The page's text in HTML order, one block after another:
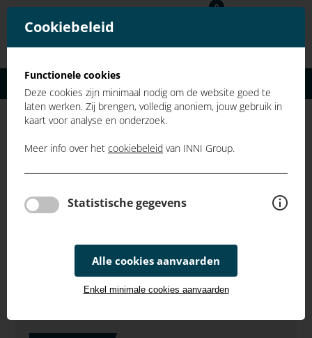
Cookiebeleid
Functionele cookies
Deze cookies zijn minimaal nodig om de website goed te
laten werken. Zij brengen, volledig anoniem, jouw gebruik in
kaart voor analyse en onderzoek.
Meer info over het cookiebeleid van INNI Group.
Statistische gegevens
Alle cookies aanvaarden
Enkel minimale cookies aanvaarden
0
Inloggen
Welkom bij INNI GROUP
Inloggen
Bent u reeds klant? Log hier in met uw persoonlijke
E-mailadres
Wachtwoord vergeten